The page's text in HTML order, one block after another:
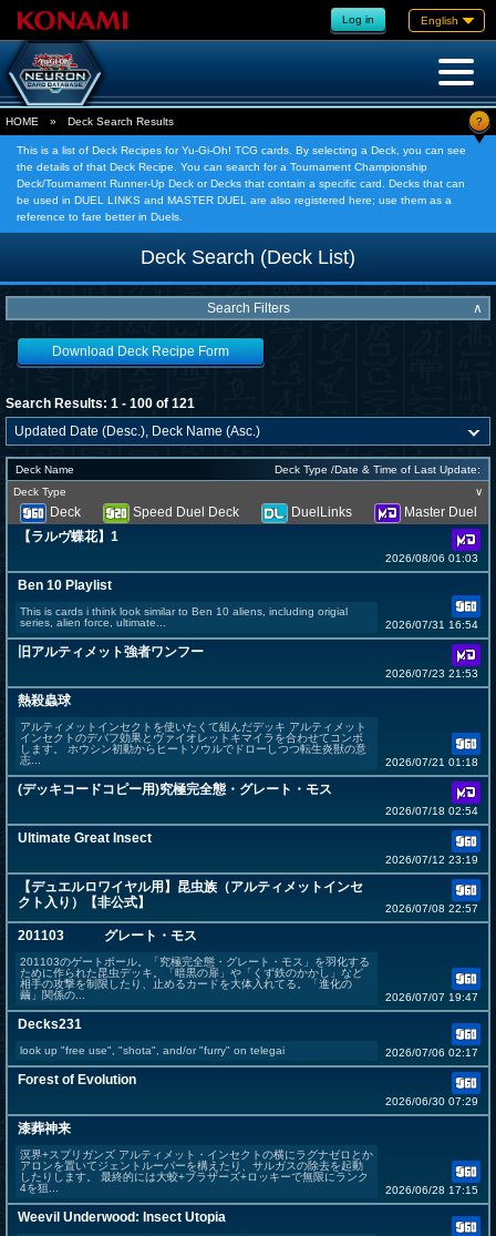
Log in English
HOME » Deck Search Results ?
This is a list of Deck Recipes for Yu-Gi-Oh! TCG cards. By selecting a Deck, you can see
the details of that Deck Recipe. You can search for a Tournament Championship
Deck/Tournament Runner-Up Deck or Decks that contain a specific card. Decks that can
be used in DUEL LINKS and MASTER DUEL are also registered here; use them as a
reference to fare better in Duels.
Deck Search (Deck List)
Search Filters ∧
Download Deck Recipe Form
Search Results: 1 - 100 of 121
Deck Name
Deck Type /Date & Time of Last Update:
Deck Type
∨
Deck Speed Duel Deck DuelLinks
Master Duel
【ラルヴ蝶花】1
2026/08/06 01:03
Ben 10 Playlist
This is cards i think look similar to Ben 10 aliens, including origial
series, alien force, ultimate...
2026/07/31 16:54
旧アルティメット強者ワンフー
2026/07/23 21:53
熱殺蟲球
アルティメットインセクトを使いたくて組んだデッキ アルティメット
インセクトのデバフ効果とヴァイオレットキマイラを合わせてコンボ
します。 ホウシン初動からヒートソウルでドローしつつ転生炎獣の意
志...
2026/07/21 01:18
(デッキコードコピー用)究極完全態・グレート・モス
2026/07/18 02:54
Ultimate Great Insect
2026/07/12 23:19
【デュエルロワイヤル用】昆虫族（アルティメットインセ
クト入り）【非公式】
2026/07/08 22:57
201103 グレート・モス
201103のゲートボール。「究極完全態・グレート・モス」を羽化する
ために作られた昆虫デッキ。「暗黒の扉」や「くず鉄のかかし」など
相手の攻撃を制限したり、止めるカードを大体入れてる。「進化の
繭」関係の...
2026/07/07 19:47
Decks231
look up "free use", "shota", and/or "furry" on telegai 2026/07/06 02:17
Forest of Evolution
2026/06/30 07:29
漆葬神来
溟界+スプリガンズ アルティメット・インセクトの横にラグナゼロとか
アロンを置いてジェントルーパーを構えたり、サルガスの除去を起動
したりします。 最終的には大蛟+ブラザーズ+ロッキーで無限にランク
4を狙...
2026/06/28 17:15
Weevil Underwood: Insect Utopia